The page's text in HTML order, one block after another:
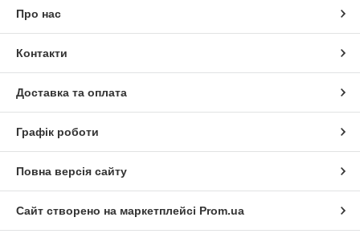
Про нас
Контакти
Доставка та оплата
Графік роботи
Повна версія сайту
Сайт створено на маркетплейсі Prom.ua